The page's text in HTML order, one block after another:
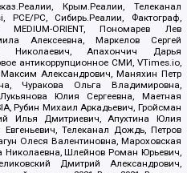
Крым.Реалии, Телеканал
PC, Сибирь.Реалии, Фактограф,
ORIENT, Пономарев Лев
Алексеевна, Маркелов Сергей
Николаевич, Апахончич Дарья
антикоррупционное СМИ, VTimes.io,
Александрович, Маняхин Петр
Чуракова Ольга Владимировна,
Юлия Сергеевна, Маетная
Рубин Михаил Аркадьевич, Гройсман
Илья Дмитриевич, Апухтина Юлия
Телеканал Дождь, Петров
Олеся Валентиновна, Мароховская
Николаевна, Шлейнов Роман Юрьевич,
Дмитрий Александрович,